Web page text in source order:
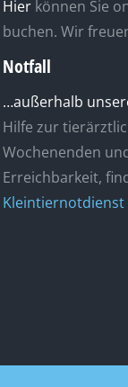
Hierkönnen Sie
buchen. Wir
Notfall
…außerhalb
Hilfe zur
Wochenenden
Erreichbarkeit,
Kleintiernotdienst